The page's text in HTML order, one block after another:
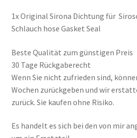
1x Original Sirona Dichtung für
Schlauch hose Gasket Seal
Beste Qualität zum günstigen Preis
30 Tage Rückgaberecht
Wenn Sie nicht zufrieden sind,
Wochen zurückgeben und wir
zurück. Sie kaufen ohne Risiko.
Es handelt es sich bei den von mir